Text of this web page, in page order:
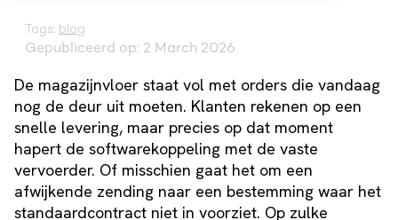
Tags: blog
Gepubliceerd op: 2 March 2026
De magazijnvloer staat vol met orders die vandaag
nog de deur uit moeten. Klanten rekenen op een
snelle levering, maar precies op dat moment
hapert de softwarekoppeling met de vaste
vervoerder. Of misschien gaat het om een
afwijkende zending naar een bestemming waar het
standaardcontract niet in voorziet. Op zulke